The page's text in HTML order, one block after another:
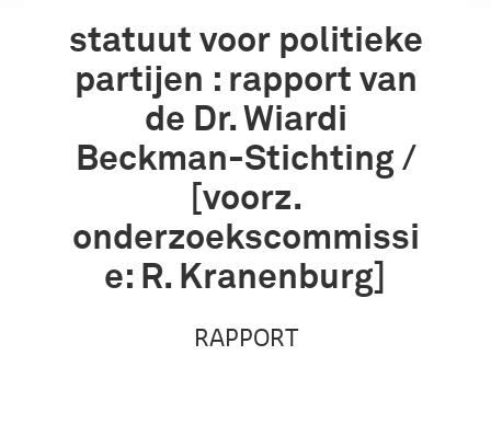
statuut voor politieke
partijen : rapport van
de Dr. Wiardi
Beckman-Stichting /
[voorz.
onderzoekscommissi
e: R. Kranenburg]
RAPPORT